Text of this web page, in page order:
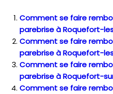
Comment se faire
parebrise à Roquefort-
Comment se faire
parebrise à Roquefort-
Comment se faire
parebrise à Roquefort-
Comment se faire